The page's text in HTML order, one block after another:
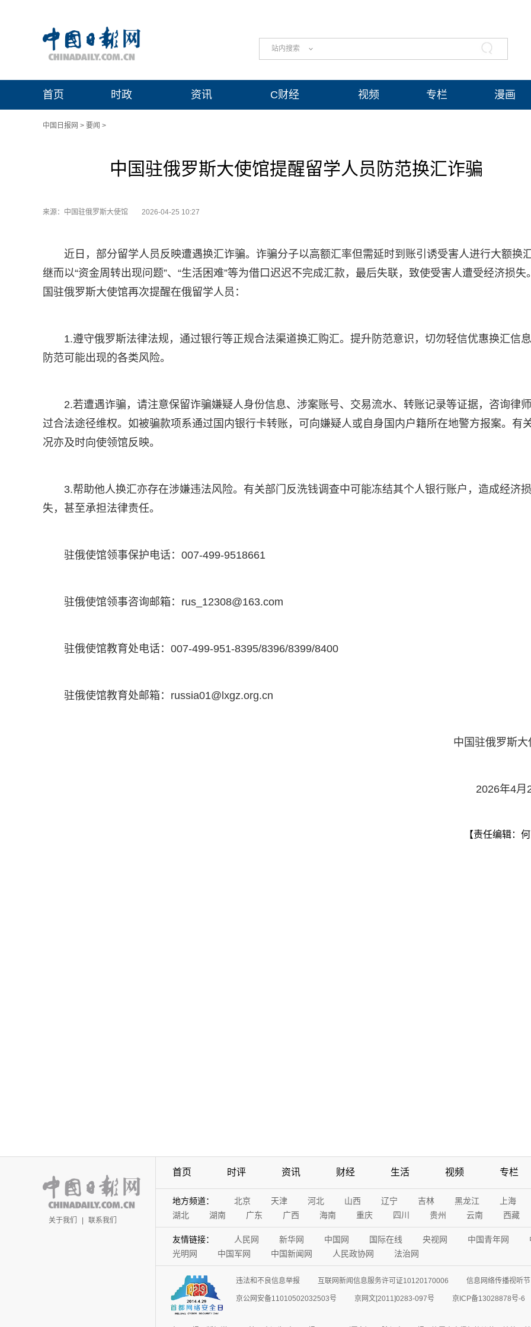
站内搜索
首页 时政 资讯 C财经 视频 专栏 漫画
中国日报网 > 要闻 >
中国驻俄罗斯大使馆提醒留学人员防范换汇诈骗
来源：中国驻俄罗斯大使馆 2026-04-25 10:27
近日，部分留学人员反映遭遇换汇诈骗。诈骗分子以高额汇率但需延时到账引诱受害人进行大额换
继而以“资金周转出现问题”、“生活困难”等为借口迟迟不完成汇款，最后失联，致使受害人遭受经济损失
国驻俄罗斯大使馆再次提醒在俄留学人员：
1.遵守俄罗斯法律法规，通过银行等正规合法渠道换汇购汇。提升防范意识，切勿轻信优惠换汇信
防范可能出现的各类风险。
2.若遭遇诈骗，请注意保留诈骗嫌疑人身份信息、涉案账号、交易流水、转账记录等证据，咨询律
过合法途径维权。如被骗款项系通过国内银行卡转账，可向嫌疑人或自身国内户籍所在地警方报案。有
况亦及时向使领馆反映。
3.帮助他人换汇亦存在涉嫌违法风险。有关部门反洗钱调查中可能冻结其个人银行账户，造成经济损
失，甚至承担法律责任。
驻俄使馆领事保护电话：007-499-9518661
驻俄使馆领事咨询邮箱：rus_12308@163.com
驻俄使馆教育处电话：007-499-951-8395/8396/8399/8400
驻俄使馆教育处邮箱：russia01@lxgz.org.cn
中国驻俄罗斯大
2026年4月
【责任编辑：
关于我们 | 联系我们
首页 时评 资讯 财经 生活 视频 专栏
地方频道： 北京 天津 河北 山西 辽宁 吉林 黑龙江
上海
湖北
湖南 广东 广西 海南 重庆 四川 贵州 云南 西藏
友情链接： 人民网 新华网 中国网 国际在线 央视网 中国青年网
光明网
中国军网 中国新闻网 人民政协网 法治网
违法和不良信息举报 互联网新闻信息服务许可证10120170006 信息网络传播视听
京公网安备11010502032503号 京网文[2011]0283-097号 京ICP备13028878号-6